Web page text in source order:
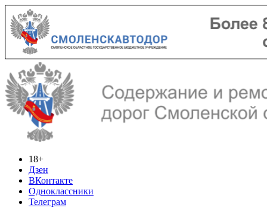
18+
Дзен
ВКонтакте
Одноклассники
Телеграм